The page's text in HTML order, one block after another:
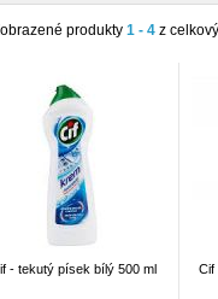
produkty 1 - 4 z
- tekutý písek bílý 500 ml Cif